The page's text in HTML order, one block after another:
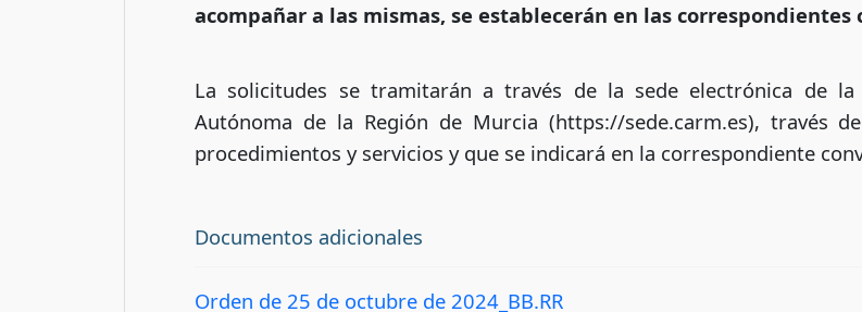
acompañar a las mismas, se establecerán en las correspondientes
La solicitudes se tramitarán a través de la sede electrónica de
Autónoma de la Región de Murcia (https://sede.carm.es), través
procedimientos y servicios y que se indicará en la correspondiente
Documentos adicionales
Orden de 25 de octubre de 2024_BB.RR